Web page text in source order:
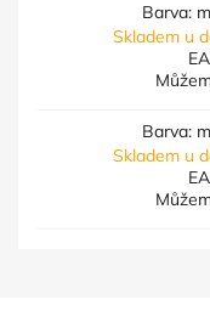
Barva:
Skladem u
Barva:
Skladem u